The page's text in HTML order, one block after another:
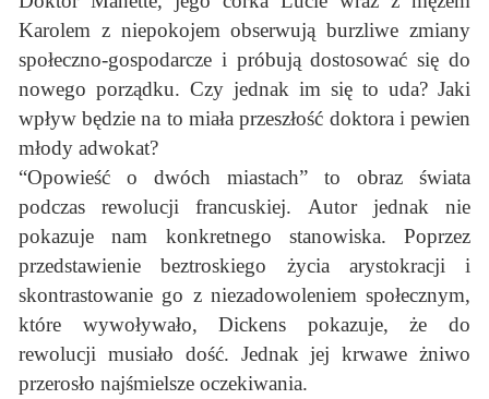
Karolem z niepokojem obserwują burzliwe zmiany
społeczno-gospodarcze i próbują dostosować się do
nowego porządku. Czy jednak im się to uda? Jaki
wpływ będzie na to miała przeszłość doktora i pewien
młody adwokat?
“Opowieść o dwóch miastach” to obraz świata
podczas rewolucji francuskiej. Autor jednak nie
pokazuje nam konkretnego stanowiska. Poprzez
przedstawienie beztroskiego życia arystokracji i
skontrastowanie go z niezadowoleniem społecznym,
które wywoływało, Dickens pokazuje, że do
rewolucji musiało dość. Jednak jej krwawe żniwo
przerosło najśmielsze oczekiwania.